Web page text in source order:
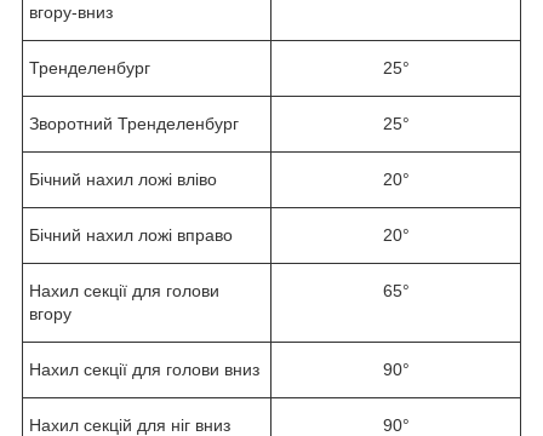
вгору-вниз
Тренделенбург 25°
Зворотний Тренделенбург 25°
Бічний нахил ложі вліво 20°
Бічний нахил ложі вправо 20°
Нахил секції для голови
вгору
65°
Нахил секції для голови вниз 90°
Нахил секцій для ніг вниз 90°